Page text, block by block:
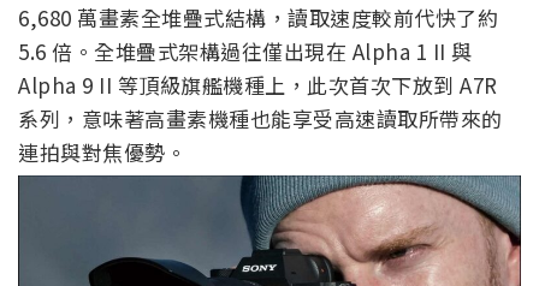
6,680 萬畫素全堆疊式結構，讀取速度較前代快了約
5.6 倍。全堆疊式架構過往僅出現在 Alpha 1 II 與
Alpha 9 II 等頂級旗艦機種上，此次首次下放到 A7R
系列，意味著高畫素機種也能享受高速讀取所帶來的
連拍與對焦優勢。